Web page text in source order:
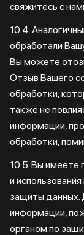
свяжитесь с
10.4.
обработали
Вы можете
Отзыв Вашего
обработки,
также не
информации,
обработки,
10.5. Вы имеете
и
защиты данных.
информации,
органом по